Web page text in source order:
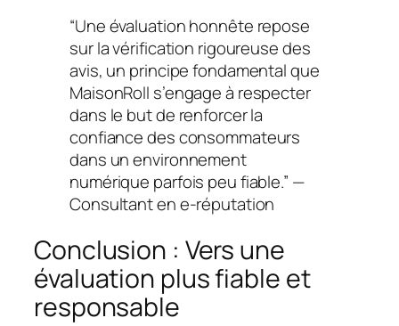
“Une évaluation honnête repose
sur la vérification rigoureuse des
avis, un principe fondamental que
MaisonRoll s’engage à respecter
dans le but de renforcer la
confiance des consommateurs
dans un environnement
numérique parfois peu fiable.” —
Consultant en e-réputation
Conclusion : Vers une
évaluation plus fiable et
responsable